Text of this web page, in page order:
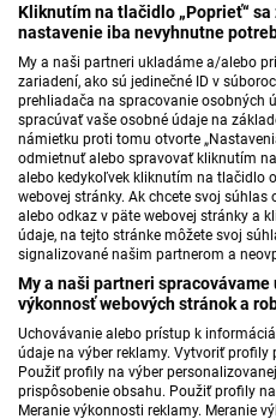
Kliknutím na tlačidlo „Poprieť“
nastavenie iba nevyhnutne
My a naši partneri ukladáme a/alebo
zariadení, ako sú jedinečné ID v
prehliadača na spracovanie osobných
spracúvať vaše osobné údaje na
námietku proti tomu otvorte
odmietnuť alebo spravovať kliknutím
alebo kedykoľvek kliknutím na tlačidlo
webovej stránky. Ak chcete svoj
alebo odkaz v päte webovej stránky a
údaje, na tejto stránke môžete svoj
signalizované našim partnerom a
My a naši partneri
výkonnosť webových stránok a
Uchovávanie alebo prístup k
údaje na výber reklamy. Vytvoriť profily
Použiť profily na výber
prispôsobenie obsahu. Použiť profily
Meranie výkonnosti reklamy. Meranie
Pripravil: Daniel Baláž
Jednotka
Dvojka
24
Šport
Správy STVR
Podcasty